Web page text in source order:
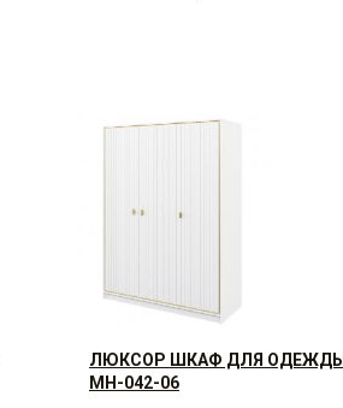
ЛЮКСОР ШКАФ ДЛЯ ОДЕЖДЫ
МН-042-06